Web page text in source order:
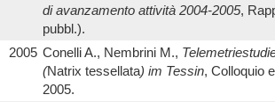
di avanzamento attività 2004-2005,
pubbl.).
2005 Conelli A., Nembrini M.,
(Natrix tessellata) im Tessin, Colloquio
2005.